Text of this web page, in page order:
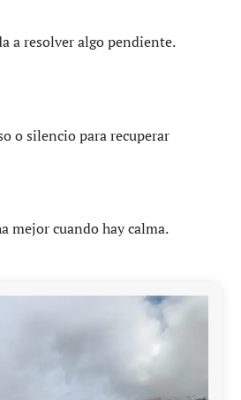
a resolver algo pendiente.
o silencio para recuperar
mejor cuando hay calma.